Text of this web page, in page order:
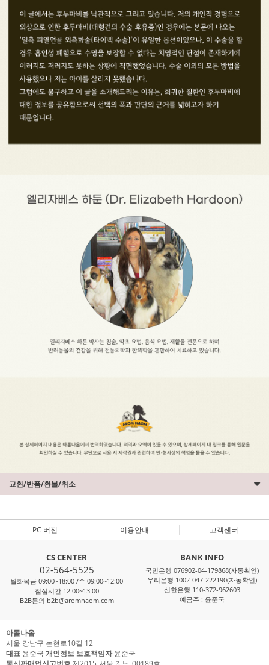
교환/반품/환불/취소
PC 버전 이용안내 고객센터
CS CENTER
02-564-5525
월화목금 09:00~18:00 /수 09:00~12:00
점심시간 12:00~13:00
B2B문의 b2b@aromnaom.com
BANK INFO
국민은행 076902-04-179868(자동확인)
우리은행 1002-047-222190(자동확인)
신한은행 110-372-962603
예금주 : 윤준국
아롬나옴
서울 강남구 논현로10길 12
대표 윤준국 개인정보 보호책임자윤준국